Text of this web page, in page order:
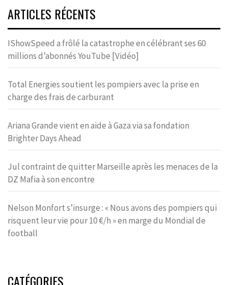
ARTICLES RÉCENTS
IShowSpeed a frôlé la catastrophe en célébrant ses 60
millions d’abonnés YouTube [Vidéo]
Total Energies soutient les pompiers avec la prise en
charge des frais de carburant
Ariana Grande vient en aide à Gaza via sa fondation
Brighter Days Ahead
Jul contraint de quitter Marseille après les menaces de la
DZ Mafia à son encontre
Nelson Monfort s’insurge : « Nous avons des pompiers qui
risquent leur vie pour 10 €/h » en marge du Mondial de
football
CATÉGORIES